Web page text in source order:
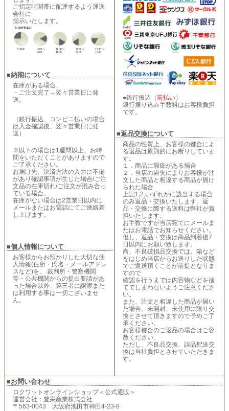
ご指定時間帯に配達するよう運送
会社に
指示いたします。
■納期について
在庫がある場合、
・ご注文完了→翌々営業日に発
送。
（銀行振込、コンビニ払いの場合
は入金確認後、翌々営業日に発
送）
※以下の場合は1週間以上、お時
間をいただくことがありますので
ご了承ください。
お届け先、決済方法の入力に不備
があり確認事項が生じた場合/ご注
文品の在庫切れ/ご注文が混み合っ
ている場合。
在庫がない場合は2営業日以内に
メールまたはお電話にてご連絡差
し上げます。
■個人情報について
お客様からお預かりした大切な個
人情報(住所・氏名・メールアドレ
スなど)を、 裁判所・警察機関
等・公共機関からの提出要請があ
った場合以外、第三者に譲渡また
は利用する事は一切ございませ
ん。
●銀行振込（前払い）
銀行振り込み手数料はお客様負担
です。
■返品交換について
商品の性質上、お客様の都合によ
る返品は原則的にお断りしていま
す。
１．商品に瑕疵がある場合
２．当店の過失によりお客様が注
文した商品と相違する商品が届け
られた場合
上記1,2,いずれかに該当する場合
のみ返品・交換いたします。返
品・交換に際する送料は弊社が負
担いたします。
お手数ですが当店宛てにメールま
たはお電話でお知らせください。
但し、返品・交換は商品到着後7
日以内にお願い致します。
尚、不良破損品交換では、箱など
をはじめ当店からお送りした状態
でご返送頂くことが前提となりま
すので
確認を行うまでは内容物などを捨
ててしまわないようご注意くださ
い。
また、注文と相違した商品が届い
た場合、未開封、未使用に限り交
換とさせて頂きますので予めご了
承ください。
お客様都合のご返品の場合はご容
赦ください。
ただし、不良品交換、誤品配送交
換は当社負担とさせていただきま
す。
■お問い合わせ
ロクワットオンラインショップ＜公式通販＞
運営会社：豊栄産業株式会社
〒563-0043 大阪府池田市神田4-23-8